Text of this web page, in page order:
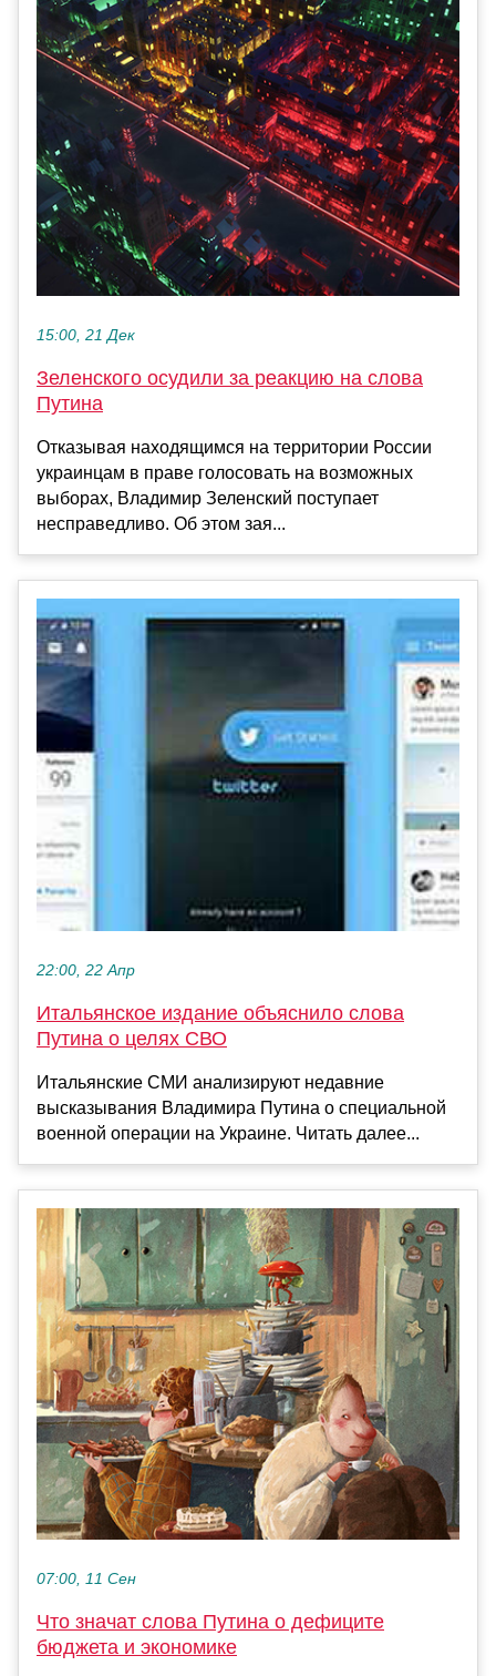
15:00, 21 Дек
Зеленского осудили за реакцию на слова
Путина
Отказывая находящимся на территории России
украинцам в праве голосовать на возможных
выборах, Владимир Зеленский поступает
несправедливо. Об этом зая...
22:00, 22 Апр
Итальянское издание объяснило слова
Путина о целях СВО
Итальянские СМИ анализируют недавние
высказывания Владимира Путина о специальной
военной операции на Украине. Читать далее...
07:00, 11 Сен
Что значат слова Путина о дефиците
бюджета и экономике